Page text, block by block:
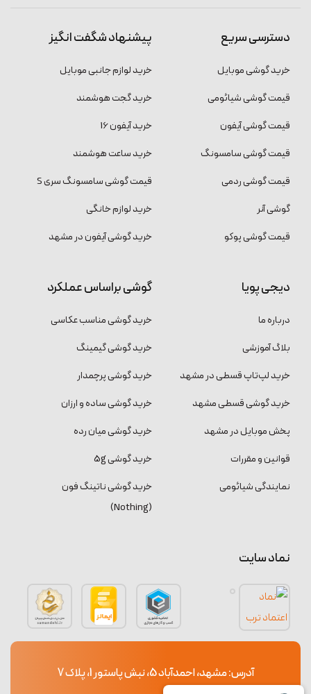
دسترسی سریع
خرید گوشی موبایل
قیمت گوشی شیائومی
قیمت گوشی آیفون
قیمت گوشی سامسونگ
قیمت گوشی ردمی
گوشی آنر
قیمت گوشی پوکو
پیشنهاد شگفت انگیز
خرید لوازم جانبی موبایل
خرید گجت هوشمند
خرید آیفون 16
خرید ساعت هوشمند
قیمت گوشی سامسونگ سری S
خرید لوازم خانگی
خرید گوشی آیفون در مشهد
دیجی پویا
درباره ما
بلاگ آموزشی
خرید لپ‌تاپ قسطی در مشهد
خرید گوشی قسطی مشهد
پخش موبایل در مشهد
قوانین و مقررات
نمایندگی شیائومی
گوشی براساس عملکرد
خرید گوشی مناسب عکاسی
خرید گوشی گیمینگ
خرید گوشی پرچمدار
خرید گوشی ساده و ارزان
خرید گوشی میان رده
خرید گوشی 5g
خرید گوشی ناتینگ فون
(Nothing)
نماد سایت
آدرس: مشهد، احمدآباد 5، نبش پاستور 1، پلاک 7